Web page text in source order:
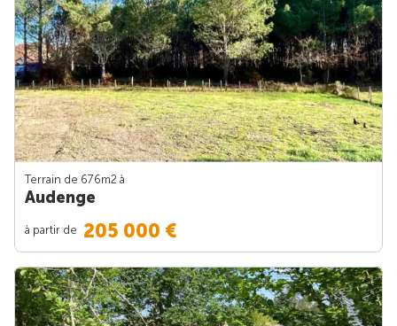
Terrain de 676m2 à
Audenge
à partir de 205 000 €